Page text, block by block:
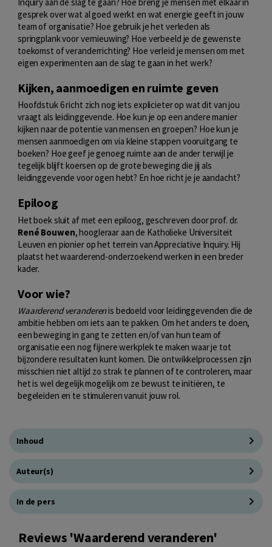
gesprek over wat al goed werkt en wat energie geeft in jouw
team of organisatie? Hoe gebruik je het verleden als
springplank voor vernieuwing? Hoe verbeeld je de gewenste
toekomst of veranderrichting? Hoe verleid je mensen om met
eigen experimenten aan de slag te gaan in het werk?
Kijken, aanmoedigen en ruimte geven
Hoofdstuk 6 richt zich nog iets explicieter op wat dit van jou
vraagt als leidinggevende. Hoe kun je op een andere manier
kijken naar de potentie van mensen en groepen? Hoe kun je
mensen aanmoedigen om via kleine stappen vooruitgang te
boeken? Hoe geef je genoeg ruimte aan de ander terwijl je
tegelijk blijft koersen op de grote beweging die jij als
leidinggevende voor ogen hebt? En hoe richt je je aandacht?
Epiloog
Het boek sluit af met een epiloog, geschreven door prof. dr.
René Bouwen, hoogleraar aan de Katholieke Universiteit
Leuven en pionier op het terrein van Appreciative Inquiry. Hij
plaatst het waarderend-onderzoekend werken in een breder
kader.
Voor wie?
Waarderend veranderenis bedoeld voor leidinggevenden die de
ambitie hebben om iets aan te pakken. Om het anders te doen,
een beweging in gang te zetten en/of van hun team of
organisatie een nog fijnere werkplek te maken waar je tot
bijzondere resultaten kunt komen. Die ontwikkelprocessen zijn
misschien niet altijd zo strak te plannen of te controleren, maar
het is wel degelijk mogelijk om ze bewust te initiëren, te
begeleiden en te stimuleren vanuit jouw rol.
Inhoud
Auteur(s)
In de pers
Reviews 'Waarderend veranderen'